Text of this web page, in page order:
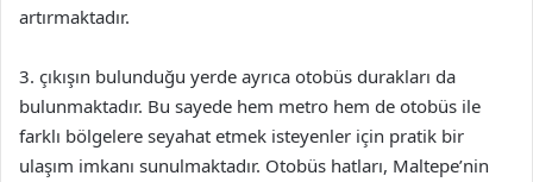
artırmaktadır.
3. çıkışın bulunduğu yerde ayrıca otobüs durakları da
bulunmaktadır. Bu sayede hem metro hem de otobüs ile
farklı bölgelere seyahat etmek isteyenler için pratik bir
ulaşım imkanı sunulmaktadır. Otobüs hatları, Maltepe’nin